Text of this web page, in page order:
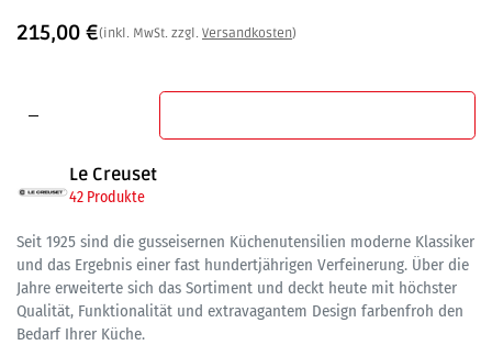
215,00 €(inkl. MwSt. zzgl. Versandkosten)
Le Creuset
42 Produkte
Seit 1925 sind die gusseisernen Küchenutensilien moderne Klassiker
und das Ergebnis einer fast hundertjährigen Verfeinerung. Über die
Jahre erweiterte sich das Sortiment und deckt heute mit höchster
Qualität, Funktionalität und extravagantem Design farbenfroh den
Bedarf Ihrer Küche.